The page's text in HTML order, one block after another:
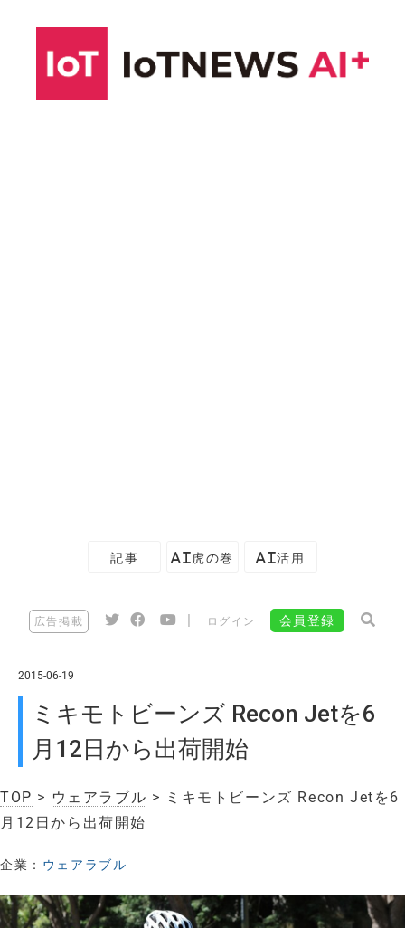
記事 AI虎の巻 AI活用
広告掲載 ログイン 会員登録
2015-06-19
ミキモトビーンズ Recon Jetを6
月12日から出荷開始
TOP > ウェアラブル > ミキモトビーンズ Recon Jetを6
月12日から出荷開始
企業： ウェアラブル